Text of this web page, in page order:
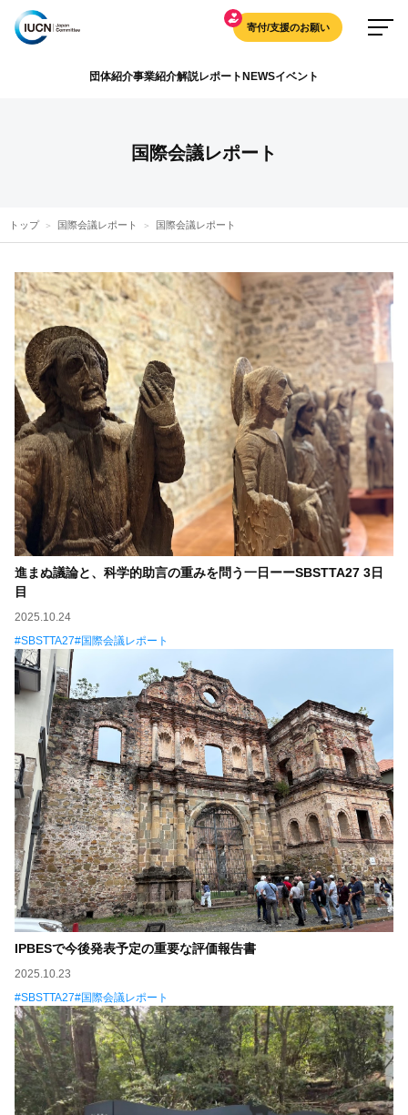
寄付/支援のお願い
団体紹介事業紹介解説レポート NEWSイベント
国際会議レポート
トップ 国際会議レポート 国際会議レポート
進まぬ議論と、科学的助言の重みを問う一日ーーSBSTTA27 3日
目
2025.10.24
SBSTTA27
国際会議レポート
IPBESで今後発表予定の重要な評価報告書
2025.10.23
SBSTTA27
国際会議レポート